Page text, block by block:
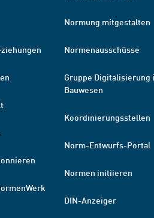
Normung mitgestalten
Normenausschüsse
Gruppe Digitalisierung
Bauwesen
Koordinierungsstellen
Norm-Entwurfs-Portal
Normen initiieren
DIN-Anzeiger